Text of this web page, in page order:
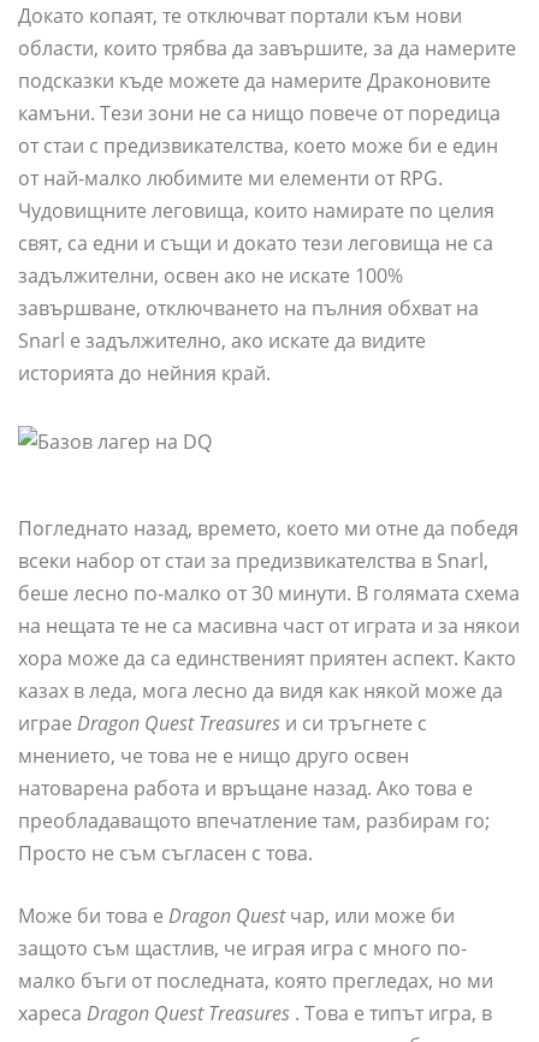
Докато копаят, те отключват портали към нови
области, които трябва да завършите, за да намерите
подсказки къде можете да намерите Драконовите
камъни. Тези зони не са нищо повече от поредица
от стаи с предизвикателства, което може би е един
от най-малко любимите ми елементи от RPG.
Чудовищните леговища, които намирате по целия
свят, са едни и същи и докато тези леговища не са
задължителни, освен ако не искате 100%
завършване, отключването на пълния обхват на
Snarl е задължително, ако искате да видите
историята до нейния край.
Погледнато назад, времето, което ми отне да победя
всеки набор от стаи за предизвикателства в Snarl,
беше лесно по-малко от 30 минути. В голямата схема
на нещата те не са масивна част от играта и за някои
хора може да са единственият приятен аспект. Както
казах в леда, мога лесно да видя как някой може да
играе Dragon Quest Treasures и си тръгнете с
мнението, че това не е нищо друго освен
натоварена работа и връщане назад. Ако това е
преобладаващото впечатление там, разбирам го;
Просто не съм съгласен с това.
Може би това е Dragon Questчар, или може би
защото съм щастлив, че играя игра с много по-
малко бъги от последната, която прегледах, но ми
хареса Dragon Quest Treasures . Това е типът игра, в